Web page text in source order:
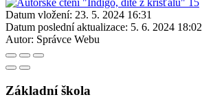
Datum vložení: 23. 5. 2024 16:31
Datum poslední aktualizace: 5. 6. 2024 18:02
Autor: Správce Webu
Základní škola